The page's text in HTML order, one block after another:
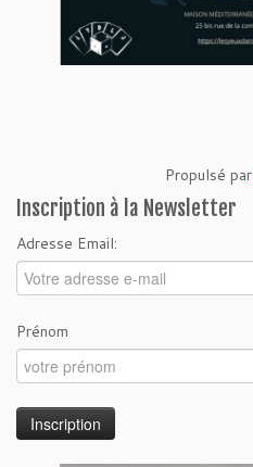
Propulsé par
Inscription à la Newsletter
Adresse Email:
Prénom